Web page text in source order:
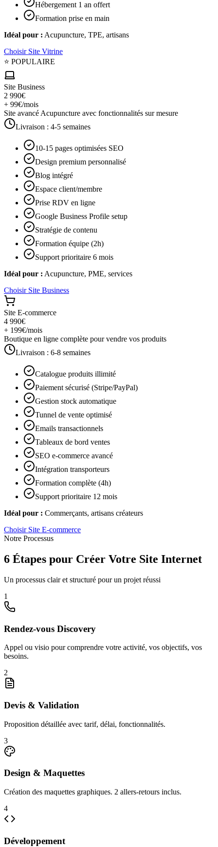
Hébergement 1 an offert
Formation prise en main
Idéal pour : Acupuncture, TPE, artisans
Choisir Site Vitrine
⭐ POPULAIRE
Site Business
2 990€
+ 99€/mois
Site avancé Acupuncture avec fonctionnalités sur mesure
Livraison : 4-5 semaines
10-15 pages optimisées SEO
Design premium personnalisé
Blog intégré
Espace client/membre
Prise RDV en ligne
Google Business Profile setup
Stratégie de contenu
Formation équipe (2h)
Support prioritaire 6 mois
Idéal pour : Acupuncture, PME, services
Choisir Site Business
Site E-commerce
4 990€
+ 199€/mois
Boutique en ligne complète pour vendre vos produits
Livraison : 6-8 semaines
Catalogue produits illimité
Paiement sécurisé (Stripe/PayPal)
Gestion stock automatique
Tunnel de vente optimisé
Emails transactionnels
Tableaux de bord ventes
SEO e-commerce avancé
Intégration transporteurs
Formation complète (4h)
Support prioritaire 12 mois
Idéal pour : Commerçants, artisans créateurs
Choisir Site E-commerce
Notre Processus
6 Étapes pour Créer Votre Site Internet
Un processus clair et structuré pour un projet réussi
1
Rendez-vous Discovery
Appel ou visio pour comprendre votre activité, vos objectifs, vos
besoins.
2
Devis & Validation
Proposition détaillée avec tarif, délai, fonctionnalités.
3
Design & Maquettes
Création des maquettes graphiques. 2 allers-retours inclus.
4
Développement